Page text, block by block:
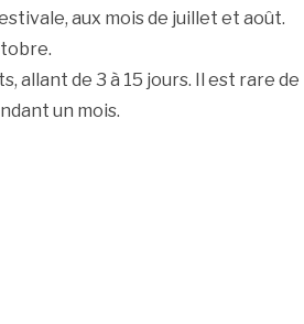
aux mois de juillet et août.
allant de 3 à 15 jours. Il est rare de
un mois.